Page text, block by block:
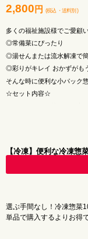
2,800 円 (税込 ・ 送料別 )
多くの福祉施設様でご愛顧
◎常備菜にぴったり
◎湯せんまたは流水解凍で
◎彩りがキレイ おかずがも
そんな時に便利な小パック
☆セット内容☆
・筍の金平200g
・大根葉油揚げ150g
・菜の花ピーナッツ和え
【冷凍】便利な冷凍惣
選ぶ手間なし！冷凍惣菜
単品で購入するよりお得